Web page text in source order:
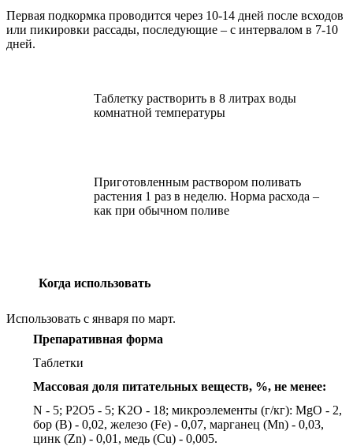
Первая подкормка проводится через 10-14 дней после всходов
или пикировки рассады, последующие – с интервалом в 7-10
дней.
Таблетку растворить в 8 литрах воды
комнатной температуры
Приготовленным раствором поливать
растения 1 раз в неделю. Норма расхода –
как при обычном поливе
Когда использовать
Использовать с января по март.
Препаративная форма
Таблетки
Массовая доля питательных веществ, %, не менее:
N - 5; P2O5 - 5; K2O - 18; микроэлементы (г/кг): MgO - 2,
бор (B) - 0,02, железо (Fe) - 0,07, марганец (Mn) - 0,03,
цинк (Zn) - 0,01, медь (Cu) - 0,005.